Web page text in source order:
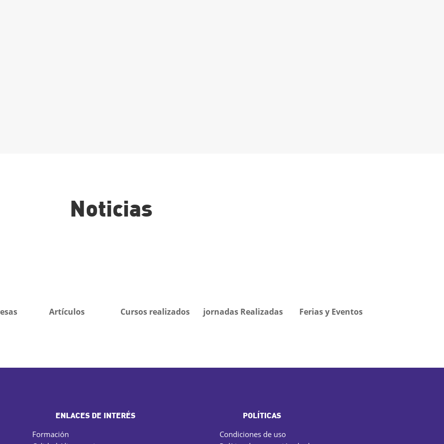
Noticias
Artículos Cursos realizados jornadas Realizadas Ferias y Eventos
ENLACES DE INTERÉS
Formación
POLÍTICAS
Condiciones de uso